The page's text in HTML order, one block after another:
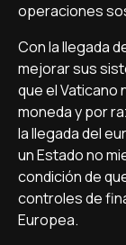
operaciones
Con la llegada
mejorar sus
que el Vaticano
moneda y por
la llegada del
un Estado no
condición de
controles de
Europea.